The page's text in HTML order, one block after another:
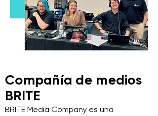
Compañía de medios
BRITE
BRITE Media Company es una